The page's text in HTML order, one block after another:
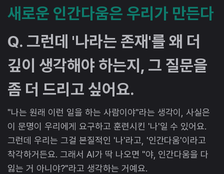
새로운 인간다움은 우리가 만든다
Q. 그런데 '나라는 존재'를 왜 더
깊이 생각해야 하는지, 그 질문을
좀 더 드리고 싶어요.
"나는 원래 이런 일을 하는 사람이야"라는 생각이, 사실은
이 문명이 우리에게 요구하고 훈련시킨 '나'일 수 있어요.
그런데 우리는 그걸 본질적인 '나'라고, '인간다움'이라고
착각하거든요. 그래서 AI가 딱 나오면 "야, 인간다움을 다
잃는 거 아니야?"라고 생각하는 거예요.